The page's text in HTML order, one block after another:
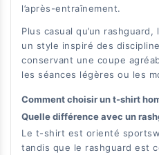
l’après-entraînement.
Plus casual qu’un
un style inspiré des
conservant une coupe
les séances légères ou les
Comment choisir un t-shirt
Quelle différence avec un
Le t-shirt est orienté
tandis que le rashguard est